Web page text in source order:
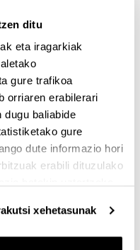
ditu
eta iragarkiak
gure trafikoa
orriaren erabilerari
dugu baliabide
gure
dute informazio hori
erabili dituzulako
xehetasunak
JAVIER